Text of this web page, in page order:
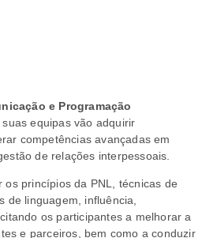
e Programação
suas equipas vão adquirir
competências avançadas em
de relações interpessoais.
princípios da PNL, técnicas de
de linguagem, influência,
os participantes a melhorar a
e parceiros, bem como a conduzir